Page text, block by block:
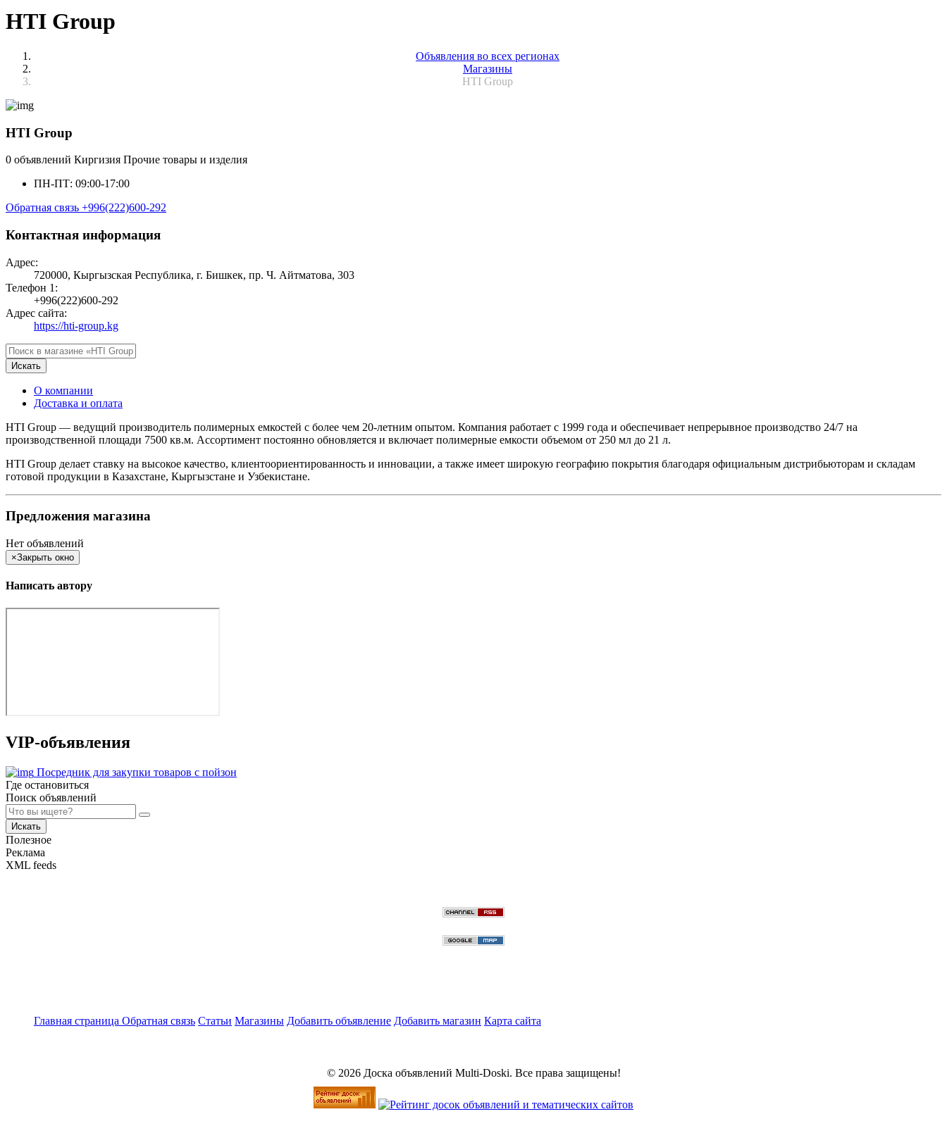
HTI Group
Объявления во всех регионах
Магазины
HTI Group
HTI Group
0 объявлений Киргизия Прочие товары и изделия
ПН-ПТ: 09:00-17:00
Обратная связь +996(222)600-292
Контактная информация
Адрес:
720000, Кыргызская Республика, г. Бишкек, пр. Ч. Айтматова, 303
Телефон 1:
+996(222)600-292
Адрес сайта:
https://hti-group.kg
Искать
О компании
Доставка и оплата
HTI Group — ведущий производитель полимерных емкостей с более чем 20-летним опытом. Компания работает с 1999 года и обеспечивает непрерывное производство 24/7 на
производственной площади 7500 кв.м. Ассортимент постоянно обновляется и включает полимерные емкости объемом от 250 мл до 21 л.
HTI Group делает ставку на высокое качество, клиентоориентированность и инновации, а также имеет широкую географию покрытия благодаря официальным дистрибьюторам и складам
готовой продукции в Казахстане, Кыргызстане и Узбекистане.
Предложения магазина
Нет объявлений
×Закрыть окно
Написать автору
VIP-объявления
Посредник для закупки товаров с пойзон
Где остановиться
Поиск объявлений
Искать
Полезное
Реклама
XML feeds
Главная страница Обратная связь Статьи Магазины Добавить объявление Добавить магазин Карта сайта
© 2026 Доска объявлений Multi-Doski. Все права защищены!